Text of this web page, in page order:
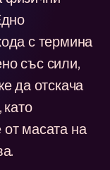
с термина
със сили,
да отскача
като
от масата на